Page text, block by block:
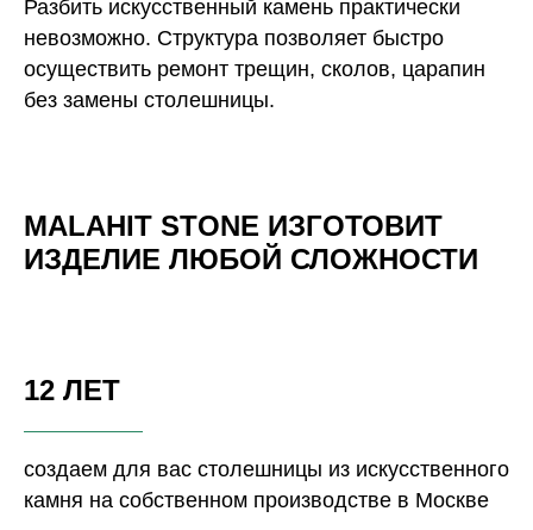
Разбить искусственный камень практически
невозможно. Структура позволяет быстро
осуществить ремонт трещин, сколов, царапин
без замены столешницы.
MALAHIT STONE ИЗГОТОВИТ
ИЗДЕЛИЕ ЛЮБОЙ СЛОЖНОСТИ
12 ЛЕТ
создаем для вас столешницы из искусственного
камня на собственном производстве в Москве